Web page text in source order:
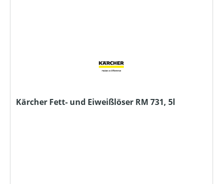
Kärcher Fett- und Eiweißlöser RM 731, 5l